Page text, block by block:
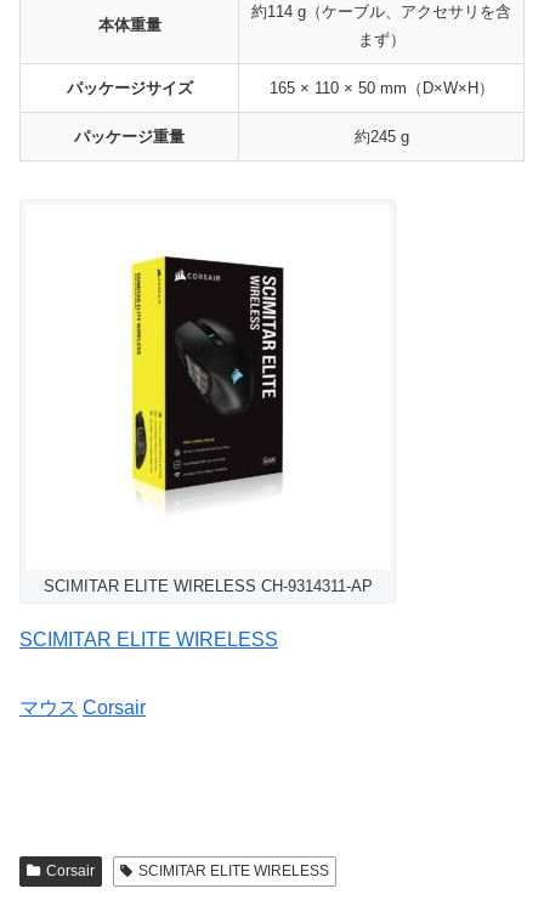
本体重量
約114 g（ケーブル、アクセサリを含
まず）
パッケージサイズ 165 × 110 × 50 mm（D×W×H）
パッケージ重量 約245 g
SCIMITAR ELITE WIRELESS CH-9314311-AP
SCIMITAR ELITE WIRELESS
マウス Corsair
Corsair SCIMITAR ELITE WIRELESS